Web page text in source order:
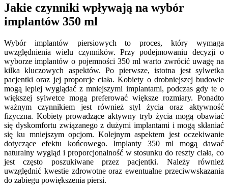
Jakie czynniki wpływają na wybór
implantów 350 ml
Wybór implantów piersiowych to proces, który wymaga
uwzględnienia wielu czynników. Przy podejmowaniu decyzji o
wyborze implantów o pojemności 350 ml warto zwrócić uwagę na
kilka kluczowych aspektów. Po pierwsze, istotna jest sylwetka
pacjentki oraz jej proporcje ciała. Kobiety o drobniejszej budowie
mogą lepiej wyglądać z mniejszymi implantami, podczas gdy te o
większej sylwetce mogą preferować większe rozmiary. Ponadto
ważnym czynnikiem jest również styl życia oraz aktywność
fizyczna. Kobiety prowadzące aktywny tryb życia mogą obawiać
się dyskomfortu związanego z dużymi implantami i mogą skłaniać
się ku mniejszym opcjom. Kolejnym aspektem jest oczekiwanie
dotyczące efektu końcowego. Implanty 350 ml mogą dawać
naturalny wygląd i proporcjonalność w stosunku do reszty ciała, co
jest często poszukiwane przez pacjentki. Należy również
uwzględnić kwestie zdrowotne oraz ewentualne przeciwwskazania
do zabiegu powiększenia piersi.